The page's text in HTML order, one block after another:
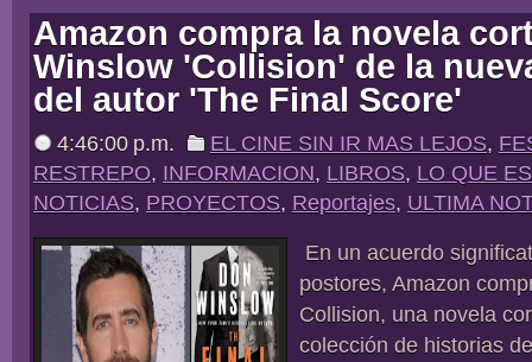
Amazon compra la novela
Winslow 'Collision' de la
del autor 'The Final Score'
4:46:00 p.m. EL CINE SIN IR MAS LEJOS,
RESTREPO, INFORMACION, LIBROS, LO QUE
NOTICIAS, PROYECTOS, Reportajes, ULTIMA
En un acuerdo
postores, Amazon
Collision, una novela
colección de historias